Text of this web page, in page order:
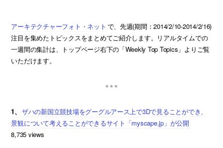
アーキテクチャーフォト・ネット で、先週(期間：2014/2/10-2014/2/16)
注目を集めたトピックスをまとめてご紹介します。リアルタイムでの
一週間の集計は、トップページ右下の「Weekly Top Topics」よりご覧
いただけます。
1、 ザハの新国立競技場をグーグルアース上で3Dで見ることができ、
景観について考えることができるサイト「myscape.jp」が公開
8,735 views